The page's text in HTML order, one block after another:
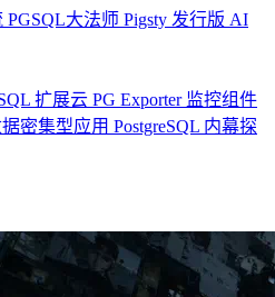
PGSQL大法师 Pigsty 发行版 AI
扩展云 PG Exporter 监控组件
密集型应用 PostgreSQL 内幕探